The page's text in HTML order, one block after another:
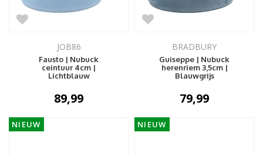
JOB86
Fausto | Nubuck
ceintuur 4cm |
Lichtblauw
89,99
BRADBURY
Guiseppe | Nubuck
herenriem 3,5cm |
Blauwgrijs
79,99
NIEUW NIEUW